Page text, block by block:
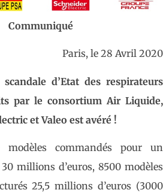
Communiqué
Paris, le 28 Avril 2020
scandale d’Etat des respirateurs
par le consortium Air Liquide,
et Valeo est avéré !
commandés pour un
millions d’euros, 8500 modèles
25,5 millions d’euros (3000